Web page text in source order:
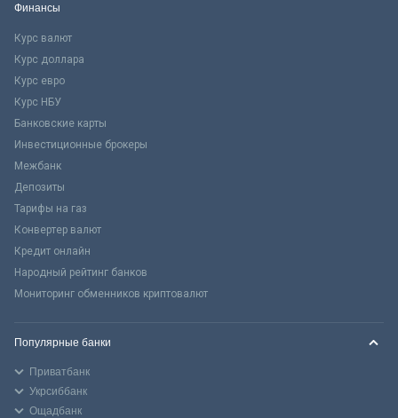
Финансы
Курс валют
Курс доллара
Курс евро
Курс НБУ
Банковские карты
Инвестиционные брокеры
Межбанк
Депозиты
Тарифы на газ
Конвертер валют
Кредит онлайн
Народный рейтинг банков
Мониторинг обменников криптовалют
Популярные банки
Приватбанк
Укрсиббанк
Ощадбанк